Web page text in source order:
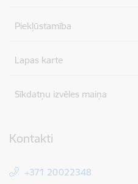
Piekļūstamība
Lapas karte
Sīkdatņu izvēles maiņa
Kontakti
+371 20022348